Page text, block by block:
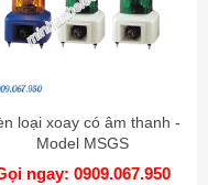
loại xoay có âm thanh -
Model MSGS
ngay: 0909.067.950